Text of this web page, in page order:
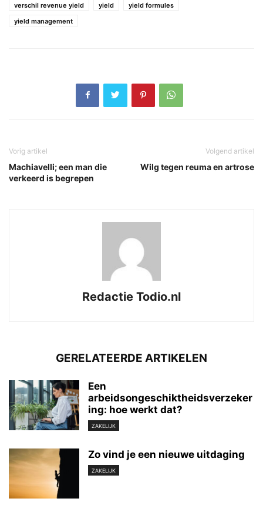
verschil revenue yield
yield
yield formules
yield management
Vorig artikel
Machiavelli; een man die
verkeerd is begrepen
Volgend artikel
Wilg tegen reuma en artrose
Redactie Todio.nl
GERELATEERDE ARTIKELEN
Een
arbeidsongeschiktheidsverzeker
ing: hoe werkt dat?
ZAKELIJK
Zo vind je een nieuwe uitdaging
ZAKELIJK